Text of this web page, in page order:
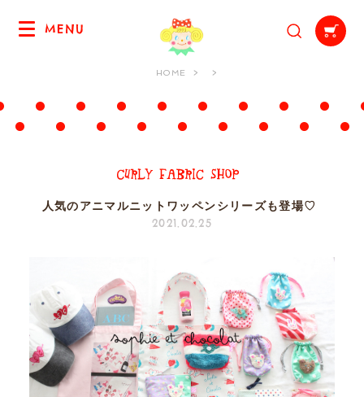
MENU
HOME
人気のアニマルニットワッペンシリーズも登場♡
2021.02.25